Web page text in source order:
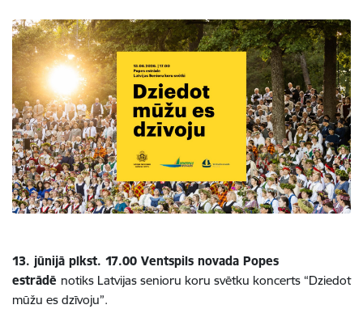
13. jūnijā plkst. 17.00 Ventspils novada Popes
estrādē notiks Latvijas senioru koru svētku koncerts “Dziedot
mūžu es dzīvoju”.